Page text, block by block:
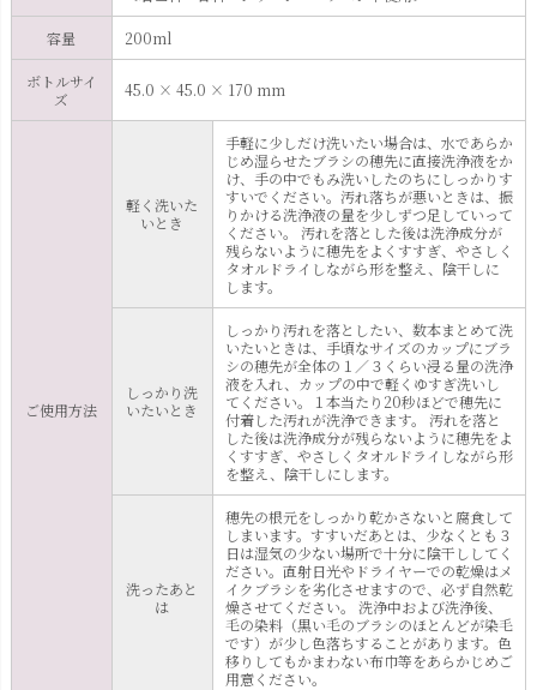
容量 200ml
ボトルサイ
ズ
45.0 × 45.0 × 170 mm
ご使用方法
軽く洗いた
いとき
手軽に少しだけ洗いたい場合は、水であらか
じめ湿らせたブラシの穂先に直接洗浄液をか
け、手の中でもみ洗いしたのちにしっかりす
すいでください。汚れ落ちが悪いときは、振
りかける洗浄液の量を少しずつ足していって
ください。 汚れを落とした後は洗浄成分が
残らないように穂先をよくすすぎ、やさしく
タオルドライしながら形を整え、陰干しに
します。
しっかり洗
いたいとき
しっかり汚れを落としたい、数本まとめて洗
いたいときは、手頃なサイズのカップにブラ
シの穂先が全体の１／３くらい浸る量の洗浄
液を入れ、カップの中で軽くゆすぎ洗いし
てください。１本当たり20秒ほどで穂先に
付着した汚れが洗浄できます。 汚れを落と
した後は洗浄成分が残らないように穂先をよ
くすすぎ、やさしくタオルドライしながら形
を整え、陰干しにします。
洗ったあと
は
穂先の根元をしっかり乾かさないと腐食して
しまいます。すすいだあとは、少なくとも３
日は湿気の少ない場所で十分に陰干ししてく
ださい。直射日光やドライヤーでの乾燥はメ
イクブラシを劣化させますので、必ず自然乾
燥させてください。 洗浄中および洗浄後、
毛の染料（黒い毛のブラシのほとんどが染毛
です）が少し色落ちすることがあります。色
移りしてもかまわない布巾等をあらかじめご
用意ください。